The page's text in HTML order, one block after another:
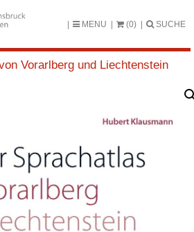
MENU (0) SUCHE
Vorarlberg und Liechtenstein